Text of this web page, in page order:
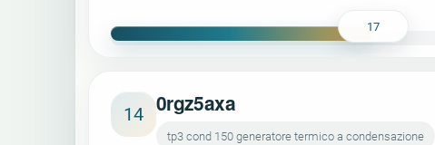
17
14 0rgz5axa
tp3 cond 150 generatore termico a condensazione